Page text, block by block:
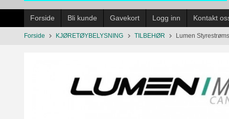
Forside Bli kunde Gavekort Logg inn Kontakt
Forside KJØRETØYBELYSNING TILBEHØR Lumen